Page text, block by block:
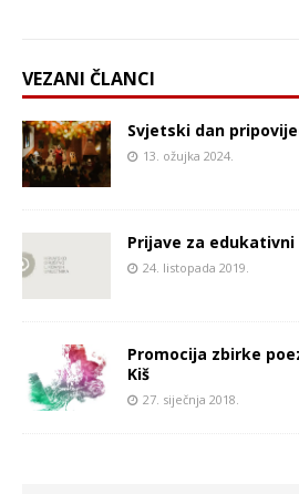
VEZANI ČLANCI
Svjetski dan
13. ožujka 2024.
Prijave za
24. listopada 2019.
Promocija zbirke
Kiš
27. siječnja 2018.